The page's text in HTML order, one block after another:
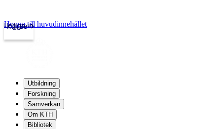
kth.se
Logga in
Hoppa till huvudinnehållet
Utbildning
Forskning
Samverkan
Om KTH
Bibliotek